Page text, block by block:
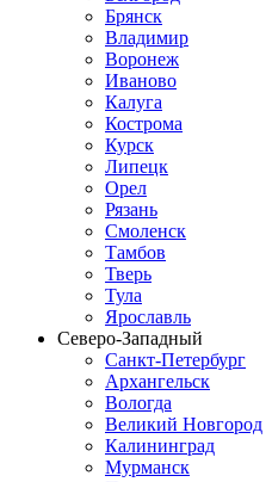
Брянск
Владимир
Воронеж
Иваново
Калуга
Кострома
Курск
Липецк
Орел
Рязань
Смоленск
Тамбов
Тверь
Тула
Ярославль
Северо-Западный
Санкт-Петербург
Архангельск
Вологда
Великий Новгород
Калининград
Мурманск